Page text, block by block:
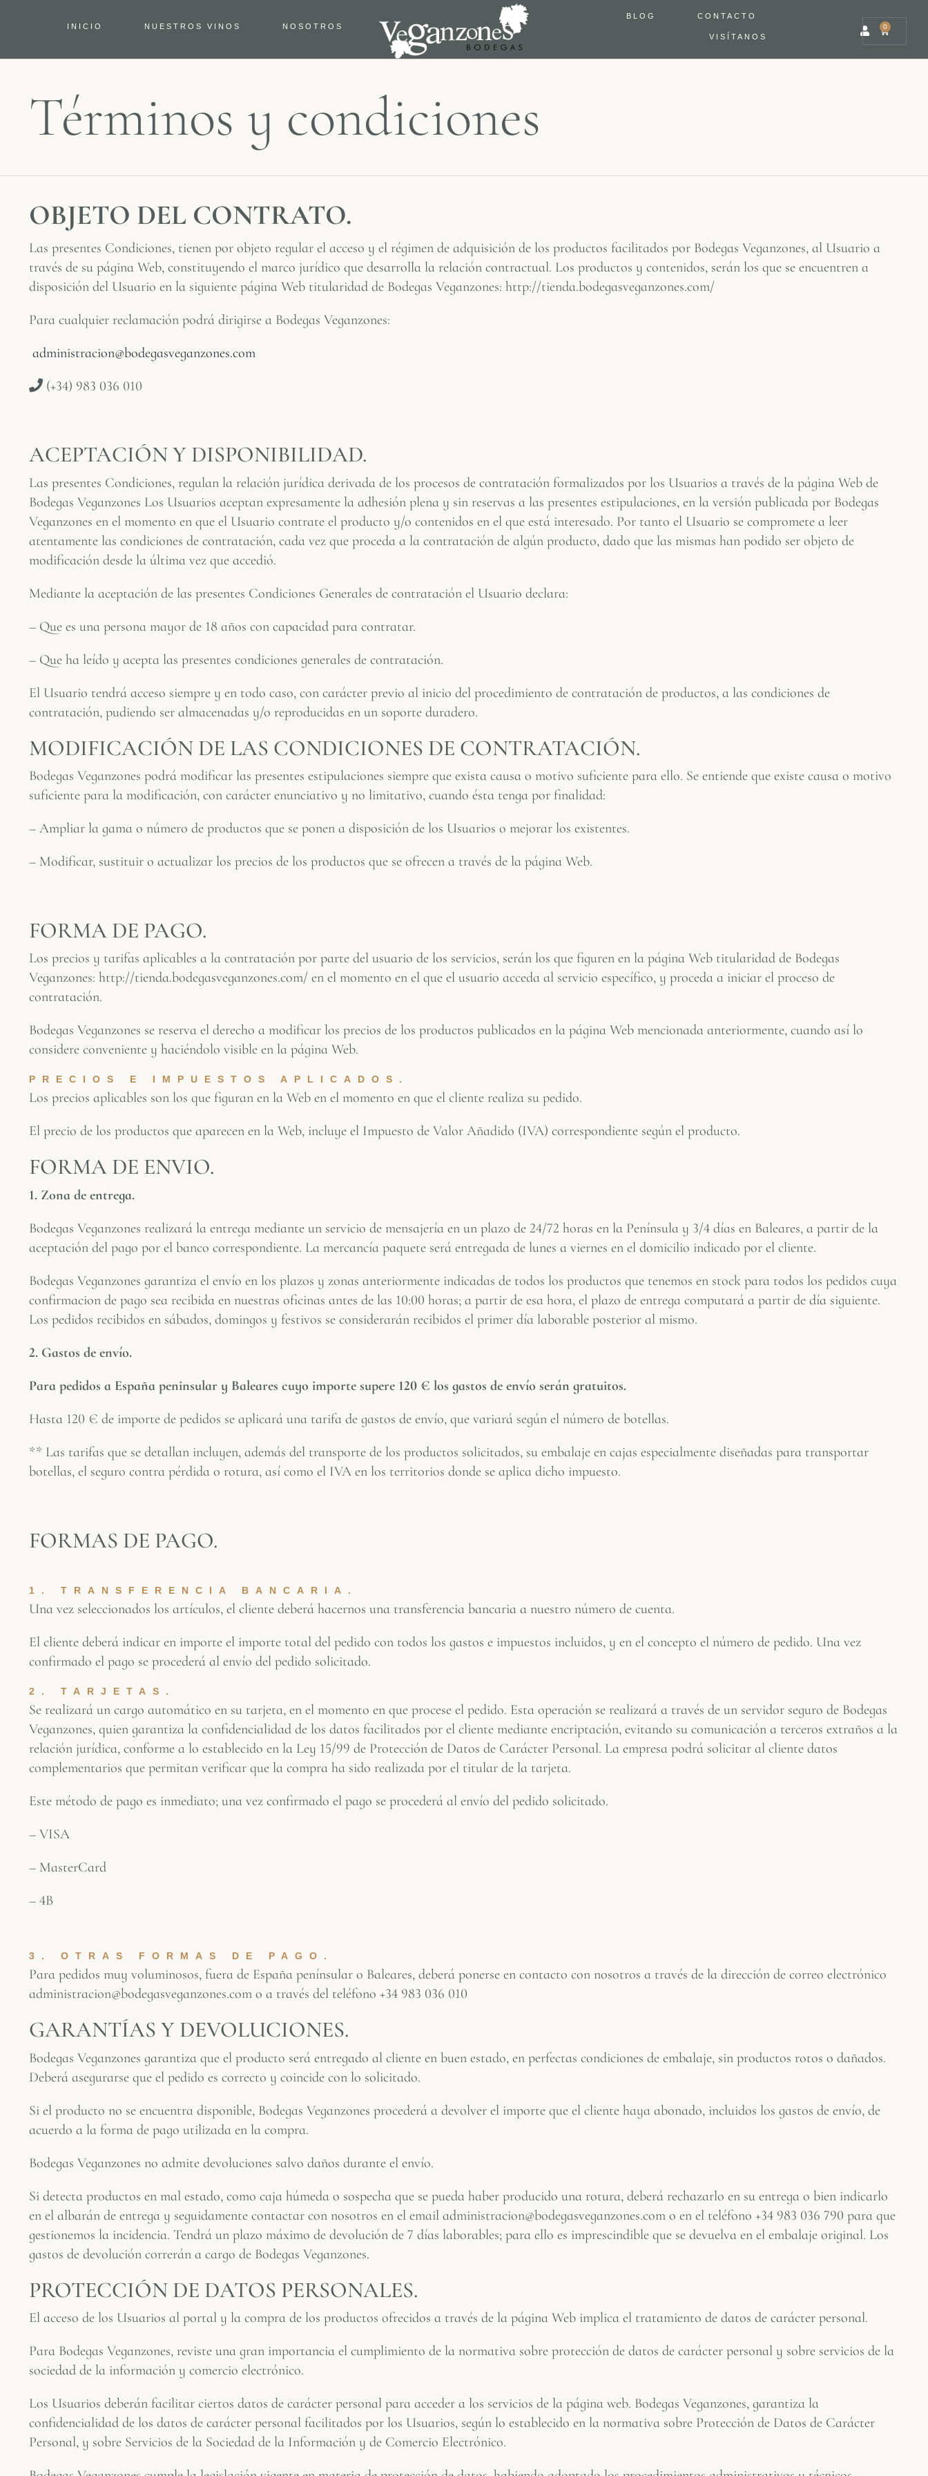
INICIO NUESTROS VINOS NOSOTROS
BLOG CONTACTO
VISÍTANOS
0
Términos y condiciones
OBJETO DEL CONTRATO.
Las presentes Condiciones, tienen por objeto regular el acceso y el régimen de adquisición de los productos facilitados por Bodegas Veganzones, al Usuario a
través de su página Web, constituyendo el marco jurídico que desarrolla la relación contractual. Los productos y contenidos, serán los que se encuentren a
disposición del Usuario en la siguiente página Web titularidad de Bodegas Veganzones: http://tienda.bodegasveganzones.com/
Para cualquier reclamación podrá dirigirse a Bodegas Veganzones:
administracion@bodegasveganzones.com
(+34) 983 036 010
ACEPTACIÓN Y DISPONIBILIDAD.
Las presentes Condiciones, regulan la relación jurídica derivada de los procesos de contratación formalizados por los Usuarios a través de la página Web de
Bodegas Veganzones Los Usuarios aceptan expresamente la adhesión plena y sin reservas a las presentes estipulaciones, en la versión publicada por Bodegas
Veganzones en el momento en que el Usuario contrate el producto y/o contenidos en el que está interesado. Por tanto el Usuario se compromete a leer
atentamente las condiciones de contratación, cada vez que proceda a la contratación de algún producto, dado que las mismas han podido ser objeto de
modificación desde la última vez que accedió.
Mediante la aceptación de las presentes Condiciones Generales de contratación el Usuario declara:
– Que es una persona mayor de 18 años con capacidad para contratar.
– Que ha leído y acepta las presentes condiciones generales de contratación.
El Usuario tendrá acceso siempre y en todo caso, con carácter previo al inicio del procedimiento de contratación de productos, a las condiciones de
contratación, pudiendo ser almacenadas y/o reproducidas en un soporte duradero.
MODIFICACIÓN DE LAS CONDICIONES DE CONTRATACIÓN.
Bodegas Veganzones podrá modificar las presentes estipulaciones siempre que exista causa o motivo suficiente para ello. Se entiende que existe causa o motivo
suficiente para la modificación, con carácter enunciativo y no limitativo, cuando ésta tenga por finalidad:
– Ampliar la gama o número de productos que se ponen a disposición de los Usuarios o mejorar los existentes.
– Modificar, sustituir o actualizar los precios de los productos que se ofrecen a través de la página Web.
FORMA DE PAGO.
Los precios y tarifas aplicables a la contratación por parte del usuario de los servicios, serán los que figuren en la página Web titularidad de Bodegas
Veganzones: http://tienda.bodegasveganzones.com/ en el momento en el que el usuario acceda al servicio específico, y proceda a iniciar el proceso de
contratación.
Bodegas Veganzones se reserva el derecho a modificar los precios de los productos publicados en la página Web mencionada anteriormente, cuando así lo
considere conveniente y haciéndolo visible en la página Web.
PRECIOS E IMPUESTOS APLICADOS.
Los precios aplicables son los que figuran en la Web en el momento en que el cliente realiza su pedido.
El precio de los productos que aparecen en la Web, incluye el Impuesto de Valor Añadido (IVA) correspondiente según el producto.
FORMA DE ENVIO.
1. Zona de entrega.
Bodegas Veganzones realizará la entrega mediante un servicio de mensajería en un plazo de 24/72 horas en la Península y 3/4 días en Baleares, a partir de la
aceptación del pago por el banco correspondiente. La mercancía paquete será entregada de lunes a viernes en el domicilio indicado por el cliente.
Bodegas Veganzones garantiza el envío en los plazos y zonas anteriormente indicadas de todos los productos que tenemos en stock para todos los pedidos cuya
confirmacion de pago sea recibida en nuestras oficinas antes de las 10:00 horas; a partir de esa hora, el plazo de entrega computará a partir de día siguiente.
Los pedidos recibidos en sábados, domingos y festivos se considerarán recibidos el primer día laborable posterior al mismo.
2. Gastos de envío.
Para pedidos a España peninsular y Baleares cuyo importe supere 120 € los gastos de envío serán gratuitos.
Hasta 120 € de importe de pedidos se aplicará una tarifa de gastos de envío, que variará según el número de botellas.
** Las tarifas que se detallan incluyen, además del transporte de los productos solicitados, su embalaje en cajas especialmente diseñadas para transportar
botellas, el seguro contra pérdida o rotura, así como el IVA en los territorios donde se aplica dicho impuesto.
FORMAS DE PAGO.
1. TRANSFERENCIA BANCARIA.
Una vez seleccionados los artículos, el cliente deberá hacernos una transferencia bancaria a nuestro número de cuenta.
El cliente deberá indicar en importe el importe total del pedido con todos los gastos e impuestos incluidos, y en el concepto el número de pedido. Una vez
confirmado el pago se procederá al envío del pedido solicitado.
2. TARJETAS.
Se realizará un cargo automático en su tarjeta, en el momento en que procese el pedido. Esta operación se realizará a través de un servidor seguro de Bodegas
Veganzones, quien garantiza la confidencialidad de los datos facilitados por el cliente mediante encriptación, evitando su comunicación a terceros extraños a la
relación jurídica, conforme a lo establecido en la Ley 15/99 de Protección de Datos de Carácter Personal. La empresa podrá solicitar al cliente datos
complementarios que permitan verificar que la compra ha sido realizada por el titular de la tarjeta.
Este método de pago es inmediato; una vez confirmado el pago se procederá al envío del pedido solicitado.
– VISA
– MasterCard
– 4B
3. OTRAS FORMAS DE PAGO.
Para pedidos muy voluminosos, fuera de España penínsular o Baleares, deberá ponerse en contacto con nosotros a través de la dirección de correo electrónico
administracion@bodegasveganzones.com o a través del teléfono +34 983 036 010
GARANTÍAS Y DEVOLUCIONES.
Bodegas Veganzones garantiza que el producto será entregado al cliente en buen estado, en perfectas condiciones de embalaje, sin productos rotos o dañados.
Deberá asegurarse que el pedido es correcto y coincide con lo solicitado.
Si el producto no se encuentra disponible, Bodegas Veganzones procederá a devolver el importe que el cliente haya abonado, incluidos los gastos de envío, de
acuerdo a la forma de pago utilizada en la compra.
Bodegas Veganzones no admite devoluciones salvo daños durante el envío.
Si detecta productos en mal estado, como caja húmeda o sospecha que se pueda haber producido una rotura, deberá rechazarlo en su entrega o bien indicarlo
en el albarán de entrega y seguidamente contactar con nosotros en el email administracion@bodegasveganzones.com o en el teléfono +34 983 036 790 para que
gestionemos la incidencia. Tendrá un plazo máximo de devolución de 7 días laborables; para ello es imprescindible que se devuelva en el embalaje original. Los
gastos de devolución correrán a cargo de Bodegas Veganzones.
PROTECCIÓN DE DATOS PERSONALES.
El acceso de los Usuarios al portal y la compra de los productos ofrecidos a través de la página Web implica el tratamiento de datos de carácter personal.
Para Bodegas Veganzones, reviste una gran importancia el cumplimiento de la normativa sobre protección de datos de carácter personal y sobre servicios de la
sociedad de la información y comercio electrónico.
Los Usuarios deberán facilitar ciertos datos de carácter personal para acceder a los servicios de la página web. Bodegas Veganzones, garantiza la
confidencialidad de los datos de carácter personal facilitados por los Usuarios, según lo establecido en la normativa sobre Protección de Datos de Carácter
Personal, y sobre Servicios de la Sociedad de la Información y de Comercio Electrónico.